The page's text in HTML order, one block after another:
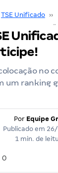
TSE Unificado ››
no
um ranking
Por Equipe
Publicado em
1 min. de
0